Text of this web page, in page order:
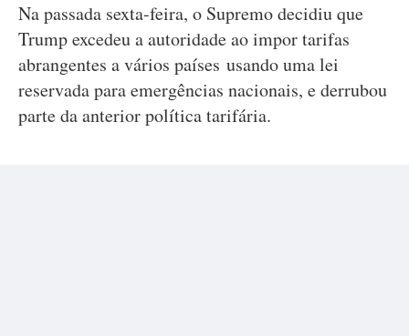
Na passada sexta-feira, o Supremo decidiu que
Trump excedeu a autoridade ao impor tarifas
abrangentes a vários países usando uma lei
reservada para emergências nacionais, e derrubou
parte da anterior política tarifária.